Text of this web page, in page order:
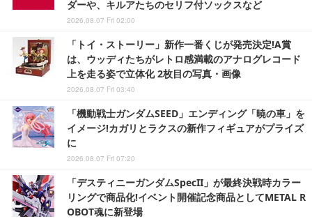
ダーや、キルアたちのセリフ付ソックスなど
2026.08.07 Fri 02:00
「トイ・ストーリー」新作一番くじが発売決定!A賞
は、ウッディたちがレトロ感満載のアナログレコード
上を走る姿で立体化 2枚目の写真・画像
2026.08.07 Fri 03:40
「機動戦士ガンダムSEED」エンディング「暁の車」を
イメージ!カガリとラクスの新作フィギュアがプライズ
に
2026.08.07 Fri 07:20
「デスティニーガンダムSpecII」が最終決戦時カラー
リングで商品化!イベント開催記念商品としてMETAL R
OBOT魂に新登場